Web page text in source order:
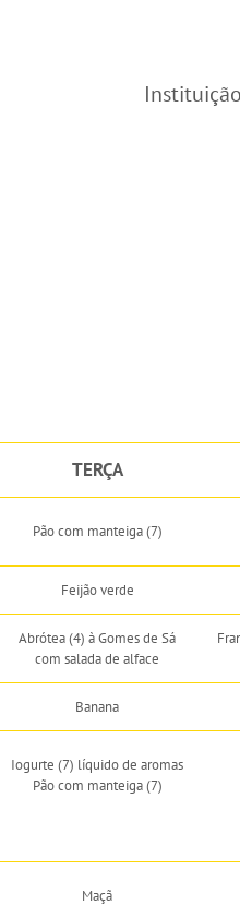
Instituição
TERÇA
Pão com manteiga (7)
Feijão verde
Abrótea (4) à Gomes de Sá
com salada de alface
Banana
Iogurte (7) líquido de aromas
Pão com manteiga (7)
Maçã